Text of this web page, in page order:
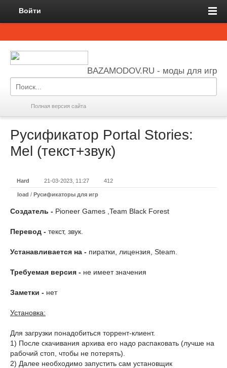
Войти
BAZAMODOV.RU - моды для игр
Полная версия сайта
Русификатор Portal Stories:
Mel (текст+звук)
Hard 21-03-2023, 11:27 412
load / Русификаторы для игр
Создатель - Pioneer Games ,Team Black Forest
Перевод - текст, звук.
Устанавливается на - пиратки, лицензия, Steam.
Требуемая версия - не имеет значения
Заметки - нет
Установка:
Для загрузки понадобиться торрент-клиент.
1) После скачивания архива его надо распаковать (лучше на
рабочий стоп, чтобы не потерять).
2) Далее необходимо запустить сам установщик